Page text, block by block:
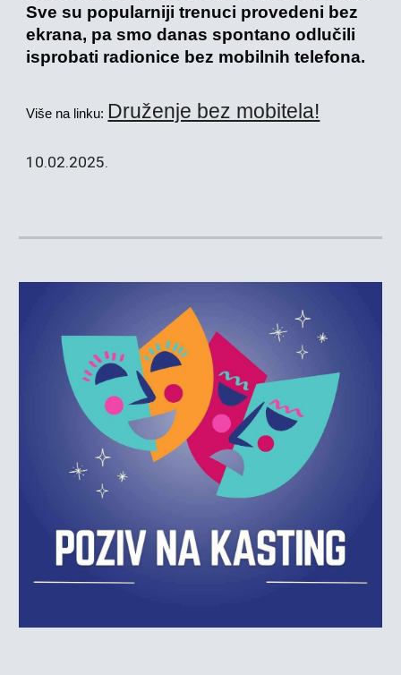
Sve su popularniji trenuci provedeni bez
ekrana, pa smo danas spontano odlučili
isprobati radionice bez mobilnih telefona.
Više na linku: Druženje bez mobitela!
10.02.2025.